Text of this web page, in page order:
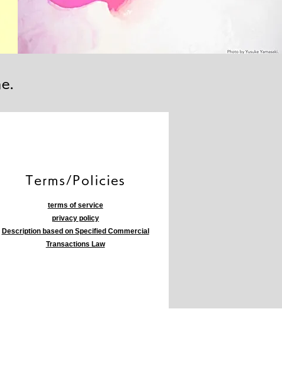
​Terms/Policies
terms of service
privacy policy
Description based on Specified Commercial
Transactions Law